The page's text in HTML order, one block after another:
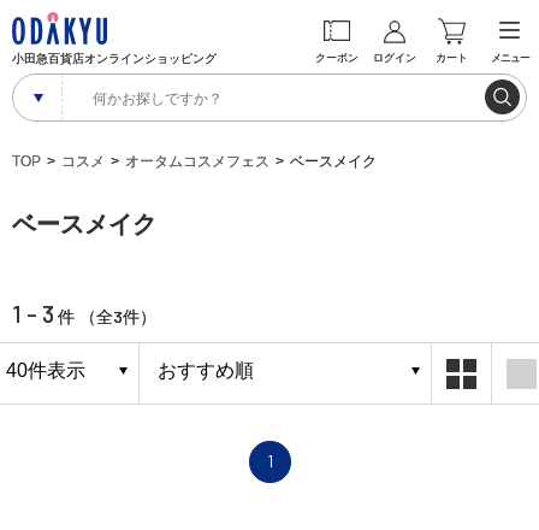
小田急百貨店オンラインショッピング クーポン ログイン カート メニュー
TOP コスメ オータムコスメフェス ベースメイク
ベースメイク
1 - 3 件 （全3件）
1